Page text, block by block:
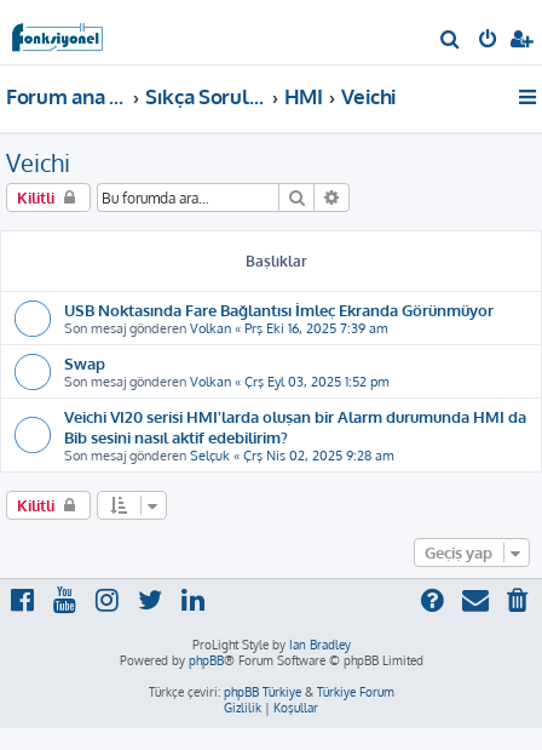
r
Forum ana sayfa Sıkça Sorulan Sorular HMI Veichi
Veichi
Kilitli Ara
Başlıklar
USB Noktasında Fare Bağlantısı İmleç Ekranda Görünmüyor
Son mesaj gönderen Volkan « Prş Eki 16, 2025 7:39 am
Swap
Son mesaj gönderen Volkan « Çrş Eyl 03, 2025 1:52 pm
Veichi VI20 serisi HMI'larda oluşan bir Alarm durumunda HMI da
Bib sesini nasıl aktif edebilirim?
Son mesaj gönderen Selçuk « Çrş Nis 02, 2025 9:28 am
Kilitli
Geçiş yap
ProLight Style by Ian Bradley
Powered by phpBB® Forum Software © phpBB Limited
Türkçe çeviri: phpBB Türkiye& Türkiye Forum
Gizlilik | Koşullar